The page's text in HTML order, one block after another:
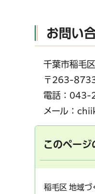
お問い
千葉市稲毛
〒263-
電話：
メール：
このページ
稲毛区 地域づ